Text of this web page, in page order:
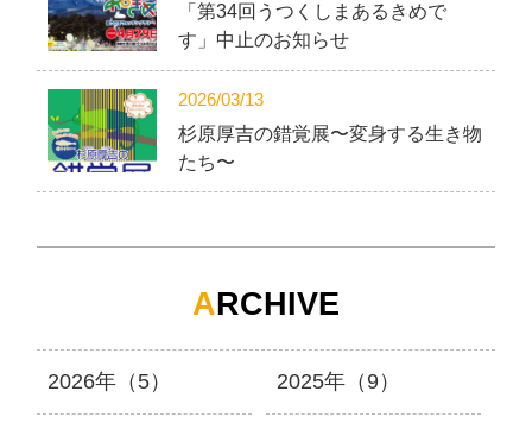
「第34回うつくしまあるきめで
す」中止のお知らせ
2026/03/13
杉原厚吉の錯覚展〜変身する生き物
たち〜
ARCHIVE
2026年（5） 2025年（9）